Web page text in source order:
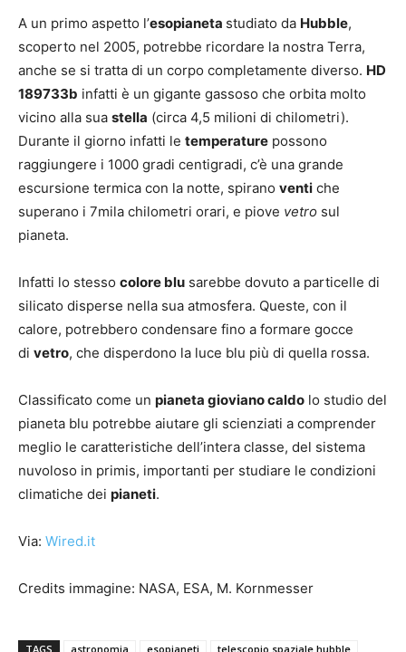
A un primo aspetto l’esopianeta studiato da Hubble,
scoperto nel 2005, potrebbe ricordare la nostra Terra,
anche se si tratta di un corpo completamente diverso. HD
189733b infatti è un gigante gassoso che orbita molto
vicino alla sua stella (circa 4,5 milioni di chilometri).
Durante il giorno infatti le temperature possono
raggiungere i 1000 gradi centigradi, c’è una grande
escursione termica con la notte, spirano venti che
superano i 7mila chilometri orari, e piove vetro sul
pianeta.
Infatti lo stesso colore blu sarebbe dovuto a particelle di
silicato disperse nella sua atmosfera. Queste, con il
calore, potrebbero condensare fino a formare gocce
di vetro, che disperdono la luce blu più di quella rossa.
Classificato come un pianeta gioviano caldo lo studio del
pianeta blu potrebbe aiutare gli scienziati a comprender
meglio le caratteristiche dell’intera classe, del sistema
nuvoloso in primis, importanti per studiare le condizioni
climatiche dei pianeti.
Via: Wired.it
Credits immagine: NASA, ESA, M. Kornmesser
TAGS astronomia esopianeti telescopio spaziale hubble